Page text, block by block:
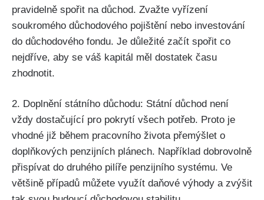
pravidelně spořit na důchod. Zvažte vyřízení
soukromého důchodového pojištění nebo investování
do důchodového fondu. Je důležité začít spořit co
nejdříve, aby se váš kapitál měl dostatek času
zhodnotit.
2. Doplnění státního důchodu: Státní důchod není
vždy dostačující pro pokrytí všech potřeb. Proto je
vhodné již během pracovního života přemýšlet o
doplňkových penzijních plánech. Například dobrovolně
přispívat do druhého pilíře penzijního systému. Ve
většině případů můžete využít daňové výhody a zvýšit